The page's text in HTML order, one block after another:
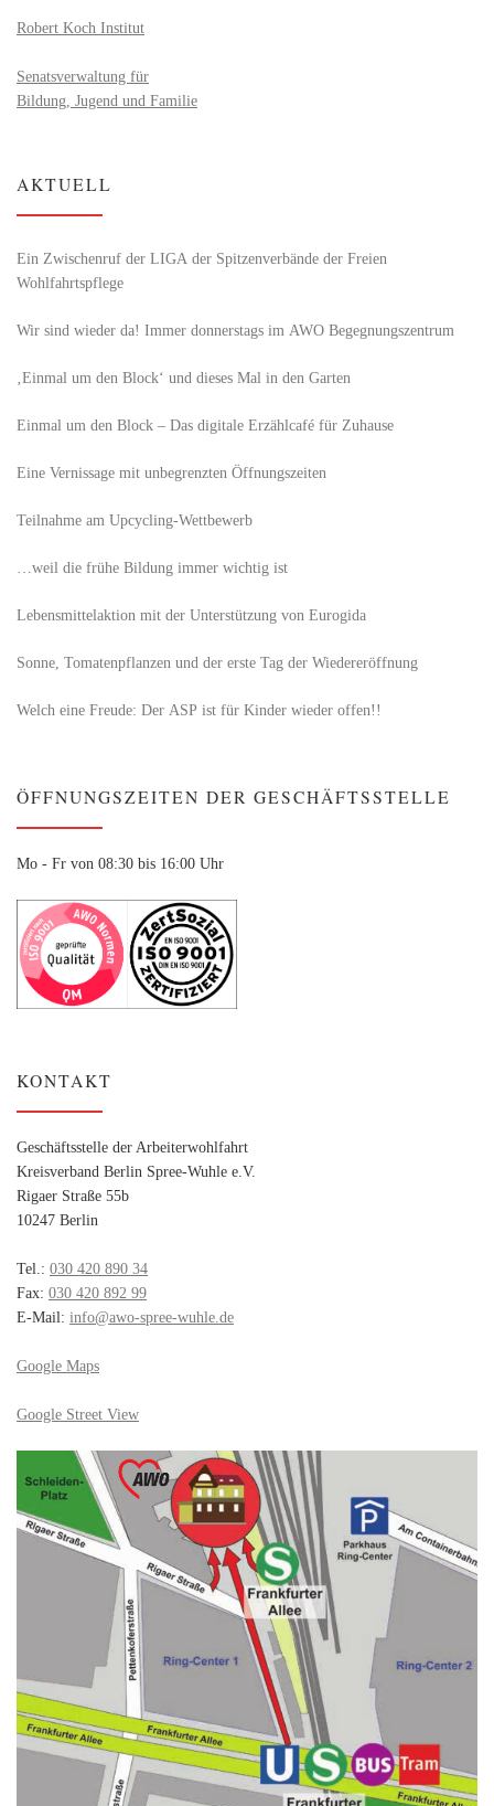
Robert Koch Institut
Senatsverwaltung für
Bildung, Jugend und Familie
AKTUELL
Ein Zwischenruf der LIGA der Spitzenverbände der Freien
Wohlfahrtspflege
Wir sind wieder da! Immer donnerstags im AWO Begegnungszentrum
‚Einmal um den Block‘ und dieses Mal in den Garten
Einmal um den Block – Das digitale Erzählcafé für Zuhause
Eine Vernissage mit unbegrenzten Öffnungszeiten
Teilnahme am Upcycling-Wettbewerb
…weil die frühe Bildung immer wichtig ist
Lebensmittelaktion mit der Unterstützung von Eurogida
Sonne, Tomatenpflanzen und der erste Tag der Wiedereröffnung
Welch eine Freude: Der ASP ist für Kinder wieder offen!!
ÖFFNUNGSZEITEN DER GESCHÄFTSSTELLE
Mo - Fr von 08:30 bis 16:00 Uhr
KONTAKT
Geschäftsstelle der Arbeiterwohlfahrt
Kreisverband Berlin Spree-Wuhle e.V.
Rigaer Straße 55b
10247 Berlin
Tel.: 030 420 890 34
Fax: 030 420 892 99
E-Mail: info@awo-spree-wuhle.de
Google Maps
Google Street View